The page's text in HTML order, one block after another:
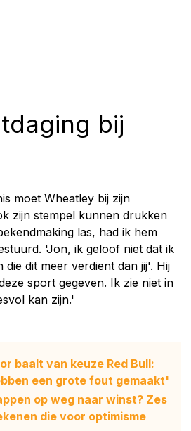
bij
moet Wheatley bij zijn
zijn stempel kunnen drukken
las, had ik hem
'Jon, ik geloof niet dat ik
die dit meer verdient dan jij'. Hij
sport gegeven. Ik zie niet in
kan zijn.'
baalt van keuze Red Bull:
een grote fout gemaakt'
op weg naar winst? Zes
die voor optimisme